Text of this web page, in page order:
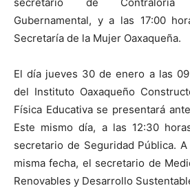
Gubernamental, y a las 17:00
Secretaría de la Mujer Oaxaqueña.
El día jueves 30 de enero a las
del Instituto Oaxaqueño
Física Educativa se presentará
Este mismo día, a las 12:30
secretario de Seguridad Pública.
misma fecha, el secretario de
Renovables y Desarrollo